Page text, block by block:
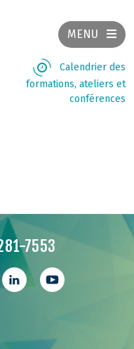
MENU
Calendrier des
formations, ateliers et
conférences
7553